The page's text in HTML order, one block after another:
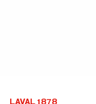
LAVAL 1878